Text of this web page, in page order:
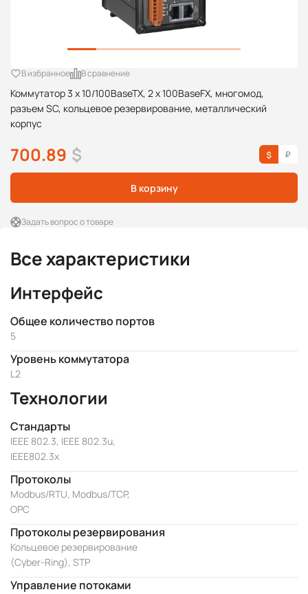
Коммутатор 3 x 10/100BaseTX, 2 x 100BaseFX, многомод,
разъем SC, кольцевое резервирование, металлический
корпус
В избранное В сравнение
700.89 $
В корзину
Задать вопрос о товаре
Все характеристики
Интерфейс
Общее количество портов
5
Уровень коммутатора
L2
Технологии
Стандарты
IEEE 802.3, IEEE 802.3u,
IEEE802.3x
Протоколы
Modbus/RTU, Modbus/TCP,
OPC
Протоколы резервирования
Кольцевое резервирование
(Cyber-Ring), STP
Управление потоками